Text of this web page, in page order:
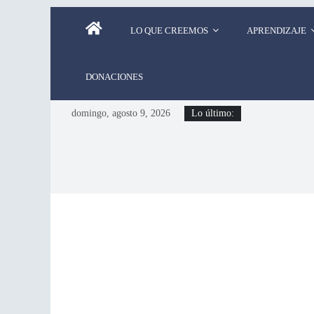
LO QUE CREEMOS APRENDIZAJE
DONACIONES
domingo, agosto 9, 2026 Lo último: